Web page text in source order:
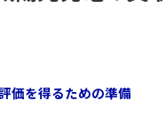
価を得るための準備